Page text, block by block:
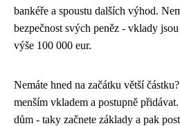
bankéře a spoustu dalších výhod.
bezpečnost svých peněz - vklady
výše 100 000 eur.
Nemáte hned na začátku větší
menším vkladem a postupně
dům - taky začnete základy a pak